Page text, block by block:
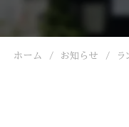
ホーム お知らせ ラ